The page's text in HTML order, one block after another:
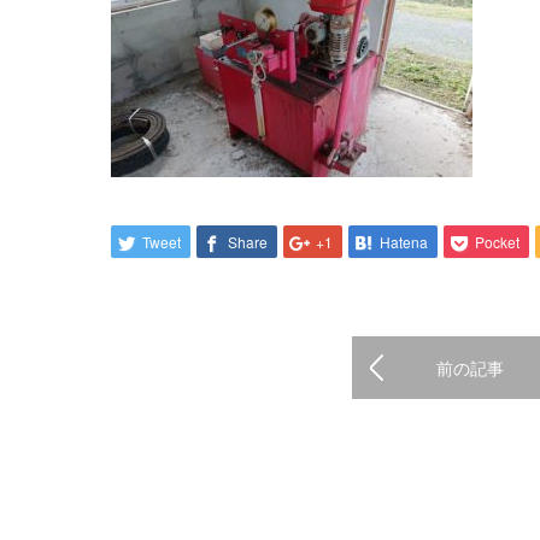
Tweet Share +1 Hatena Pocket
前の記事